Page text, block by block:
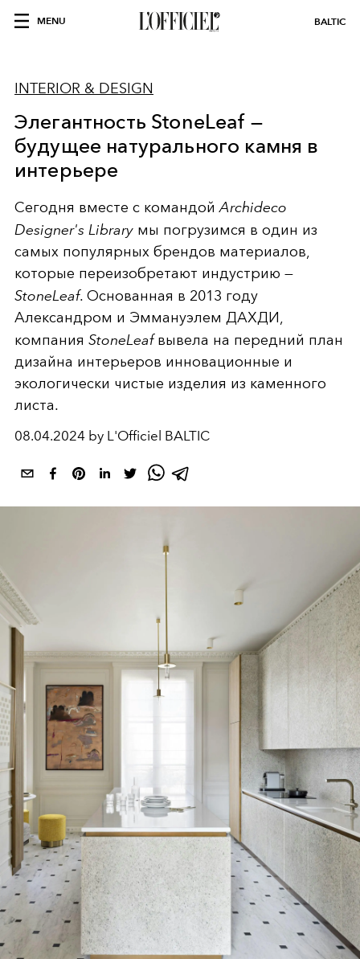
MENU BALTIC
INTERIOR & DESIGN
Элегантность StoneLeaf —
будущее натурального камня в
интерьере
Сегодня вместе с командойArchideco
Designer's Library мы погрузимся в один из
самых популярных брендов материалов,
которые переизобретают индустрию —
StoneLeaf. Основанная в 2013 году
Александром и Эммануэлем ДАХДИ,
компания StoneLeafвывела на передний план
дизайна интерьеров инновационные и
экологически чистые изделия из каменного
листа.
08.04.2024 by L'Officiel BALTIC